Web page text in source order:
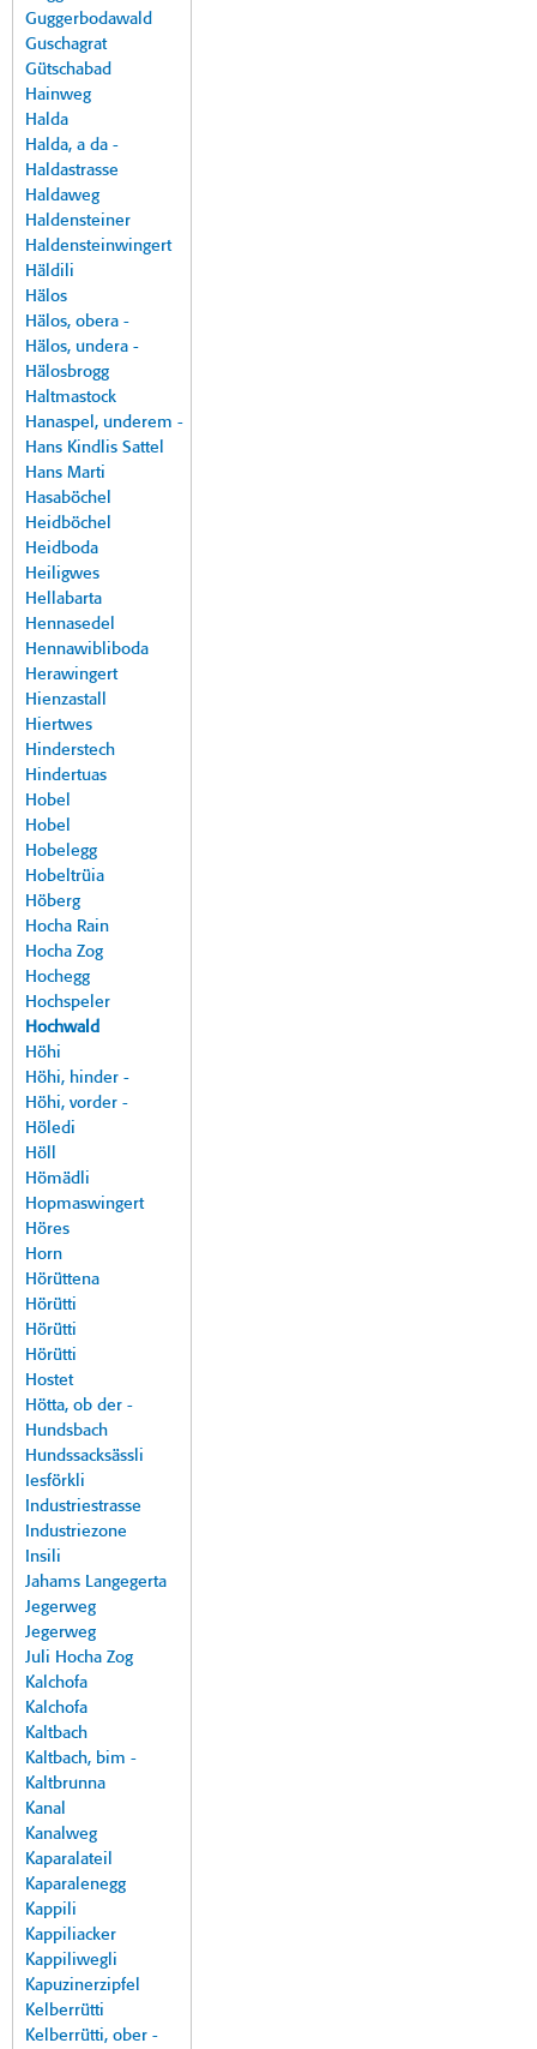
Guggerbodawald
Guschagrat
Gütschabad
Hainweg
Halda
Halda, a da -
Haldastrasse
Haldaweg
Haldensteiner
Haldensteinwingert
Häldili
Hälos
Hälos, obera -
Hälos, undera -
Hälosbrogg
Haltmastock
Hanaspel, underem -
Hans Kindlis Sattel
Hans Marti
Hasaböchel
Heidböchel
Heidboda
Heiligwes
Hellabarta
Hennasedel
Hennawibliboda
Herawingert
Hienzastall
Hiertwes
Hinderstech
Hindertuas
Hobel
Hobel
Hobelegg
Hobeltrüia
Höberg
Hocha Rain
Hocha Zog
Hochegg
Hochspeler
Hochwald
Höhi
Höhi, hinder -
Höhi, vorder -
Höledi
Höll
Hömädli
Hopmaswingert
Höres
Horn
Hörüttena
Hörütti
Hörütti
Hörütti
Hostet
Hötta, ob der -
Hundsbach
Hundssacksässli
Iesförkli
Industriestrasse
Industriezone
Insili
Jahams Langegerta
Jegerweg
Jegerweg
Juli Hocha Zog
Kalchofa
Kalchofa
Kaltbach
Kaltbach, bim -
Kaltbrunna
Kanal
Kanalweg
Kaparalateil
Kaparalenegg
Kappili
Kappiliacker
Kappiliwegli
Kapuzinerzipfel
Kelberrütti
Kelberrütti, ober -